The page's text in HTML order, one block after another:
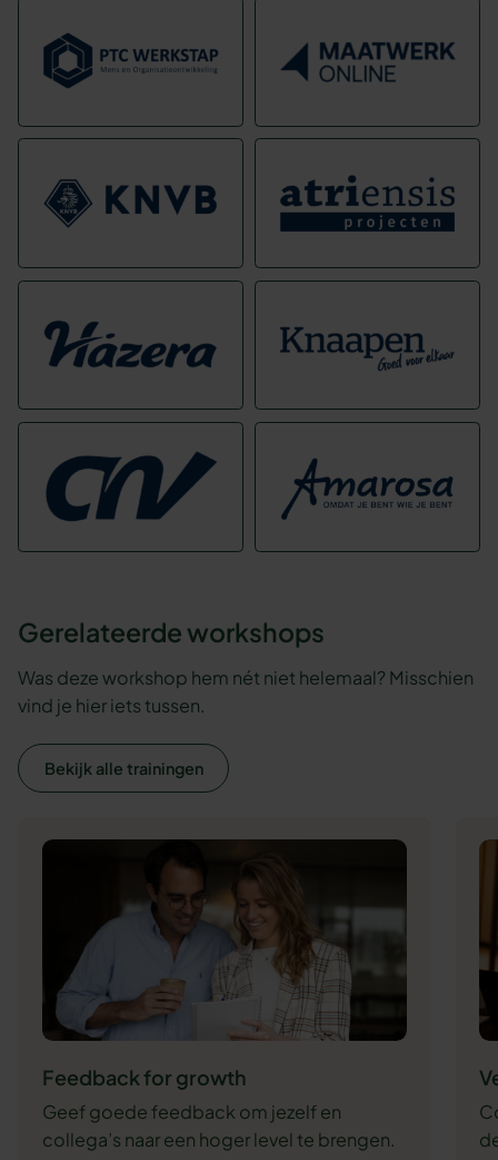
Gerelateerde workshops
Was deze workshop hem nét niet helemaal? Misschien
vind je hier iets tussen.
Bekijk alle trainingen
Feedback for growth
Geef goede feedback om jezelf en
collega’s naar een hoger level te brengen.